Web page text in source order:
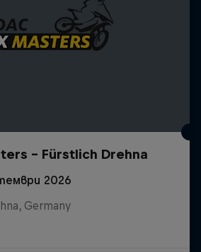
– Fürstlich Drehna
2026
Germany